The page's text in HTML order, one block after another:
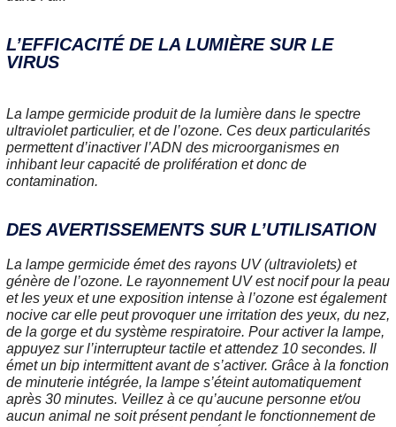
L’EFFICACITÉ DE LA LUMIÈRE SUR LE
VIRUS
La lampe germicide produit de la lumière dans le spectre
ultraviolet particulier, et de l’ozone. Ces deux particularités
permettent d’inactiver l’ADN des microorganismes en
inhibant leur capacité de prolifération et donc de
contamination.
DES AVERTISSEMENTS SUR L’UTILISATION
La lampe germicide émet des rayons UV (ultraviolets) et
génère de l’ozone. Le rayonnement UV est nocif pour la peau
et les yeux et une exposition intense à l’ozone est également
nocive car elle peut provoquer une irritation des yeux, du nez,
de la gorge et du système respiratoire. Pour activer la lampe,
appuyez sur l’interrupteur tactile et attendez 10 secondes. Il
émet un bip intermittent avant de s’activer. Grâce à la fonction
de minuterie intégrée, la lampe s’éteint automatiquement
après 30 minutes. Veillez à ce qu’aucune personne et/ou
aucun animal ne soit présent pendant le fonctionnement de